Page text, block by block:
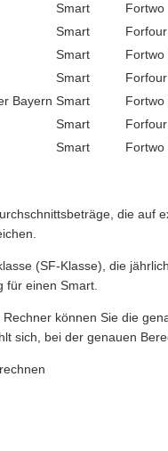
Smart Fortwo
Smart Forfour
Smart Fortwo
Smart
Bayern Smart Fortwo
Smart
Smart Fortwo
die auf
(SF-Klasse), die
für einen Smart.
können Sie die
sich, bei der genauen